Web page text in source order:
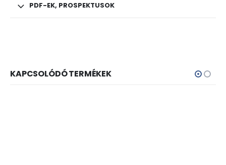
PDF-EK, PROSPEKTUSOK
KAPCSOLÓDÓ TERMÉKEK